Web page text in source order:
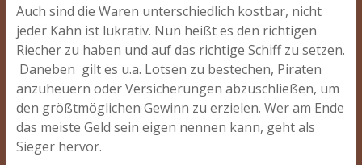
Auch sind die Waren unterschiedlich kostbar, nicht
jeder Kahn ist lukrativ. Nun heißt es den richtigen
Riecher zu haben und auf das richtige Schiff zu setzen.
Daneben gilt es u.a. Lotsen zu bestechen, Piraten
anzuheuern oder Versicherungen abzuschließen, um
den größtmöglichen Gewinn zu erzielen. Wer am Ende
das meiste Geld sein eigen nennen kann, geht als
Sieger hervor.